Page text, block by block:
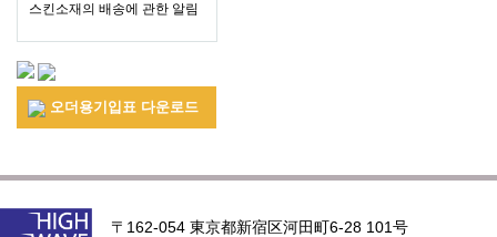
스킨소재의 배송에 관한 알림
오더용기입표 다운로드
〒162-054 東京都新宿区河田町6-28 101号